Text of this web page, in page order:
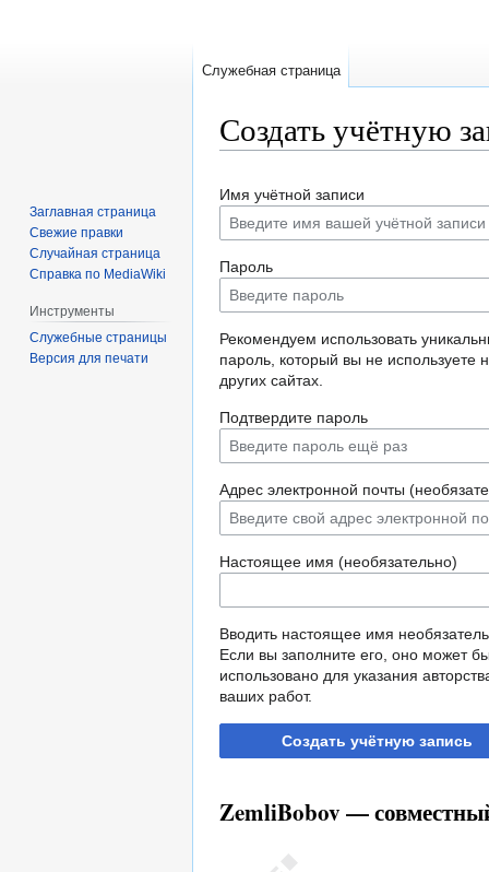
Создать учётную
к
навигации
к
поиску
Имя учётной записи
Пароль
Рекомендуем использовать
пароль, который вы не используете
других сайтах.
Подтвердите пароль
Адрес электронной почты
Настоящее имя (необязательно)
Вводить настоящее имя
Если вы заполните его, оно может
использовано для указания
ваших работ.
Создать учётную запись
ZemliBobov —
Служебная страница
Заглавная страница
Свежие правки
Случайная страница
Справка по MediaWiki
Инструменты
Служебные страницы
Версия для печати